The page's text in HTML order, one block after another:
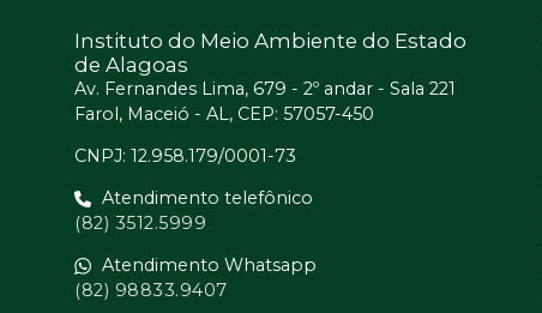
Instituto do Meio Ambiente do Estado
de Alagoas
Av. Fernandes Lima, 679 - 2º andar - Sala 221
Farol, Maceió - AL, CEP: 57057-450
CNPJ: 12.958.179/0001-73
Atendimento telefônico
(82) 3512.5999
Atendimento Whatsapp
(82) 98833.9407